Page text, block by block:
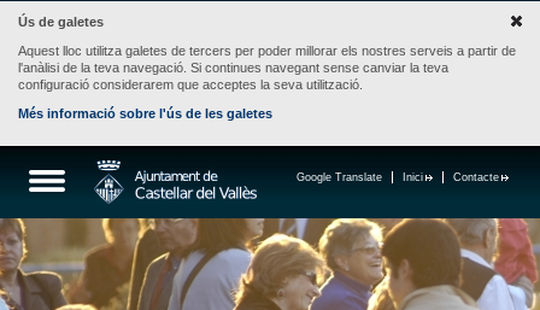
Ús de galetes
Aquest lloc utilitza galetes de tercers per poder millorar els nostres serveis a partir de
l'anàlisi de la teva navegació. Si continues navegant sense canviar la teva
configuració considerarem que acceptes la seva utilització.
Més informació sobre l'ús de les galetes
Contacte
Inici
Google Translate